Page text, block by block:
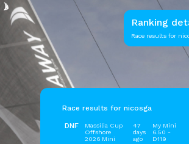
Ranking
Race results for
Race results for nicosga
DNF
Massilia Cup
Offshore
2026 Mini
47
days
ago
My Mini
6.50 -
D119